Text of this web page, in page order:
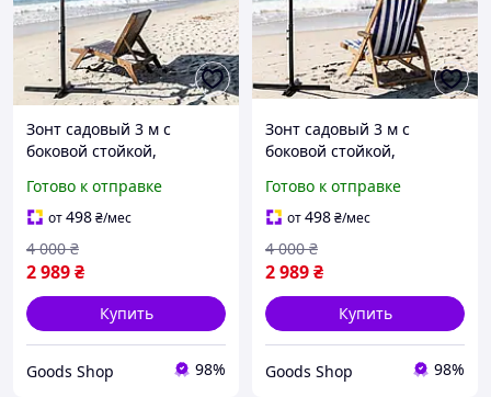
Зонт садовый 3 м с
боковой стойкой,
вентиляция купола, UV-
защита Серый
Готово к отправке
от498₴/мес
2 989₴
4 000 ₴
Купить
Goods Shop 98%
Зонт садовый 3 м с
боковой стойкой,
вентиляция купола, UV-
защита Синий
Готово к отправке
от498₴/мес
2 989₴
4 000 ₴
Купить
Goods Shop 98%